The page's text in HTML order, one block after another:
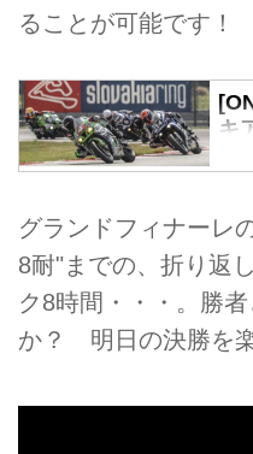
ることが可能です！
キ
ス
の5
ま
シ
グランドフィナーレ
8耐"までの、折り返
ク8時間・・・。勝
か？ 明日の決勝を